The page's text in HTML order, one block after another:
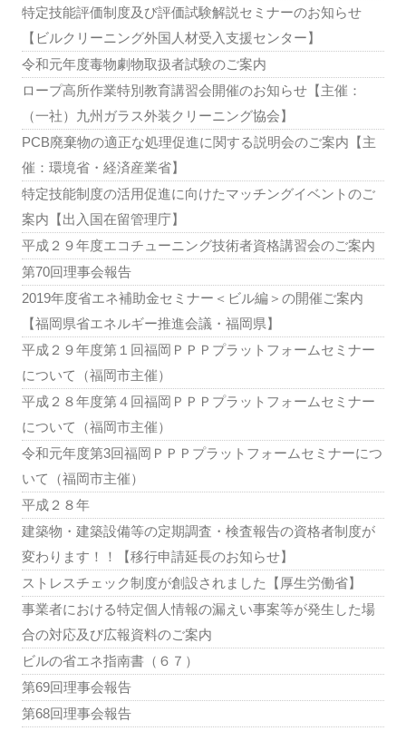
特定技能評価制度及び評価試験解説セミナーのお知らせ
【ビルクリーニング外国人材受入支援センター】
令和元年度毒物劇物取扱者試験のご案内
ロープ高所作業特別教育講習会開催のお知らせ【主催：
（一社）九州ガラス外装クリーニング協会】
PCB廃棄物の適正な処理促進に関する説明会のご案内【主
催：環境省・経済産業省】
特定技能制度の活用促進に向けたマッチングイベントのご
案内【出入国在留管理庁】
平成２９年度エコチューニング技術者資格講習会のご案内
第70回理事会報告
2019年度省エネ補助金セミナー＜ビル編＞の開催ご案内
【福岡県省エネルギー推進会議・福岡県】
平成２９年度第１回福岡ＰＰＰプラットフォームセミナー
について（福岡市主催）
平成２８年度第４回福岡ＰＰＰプラットフォームセミナー
について（福岡市主催）
令和元年度第3回福岡ＰＰＰプラットフォームセミナーにつ
いて（福岡市主催）
平成２８年
建築物・建築設備等の定期調査・検査報告の資格者制度が
変わります！！【移行申請延長のお知らせ】
ストレスチェック制度が創設されました【厚生労働省】
事業者における特定個人情報の漏えい事案等が発生した場
合の対応及び広報資料のご案内
ビルの省エネ指南書（６７）
第69回理事会報告
第68回理事会報告